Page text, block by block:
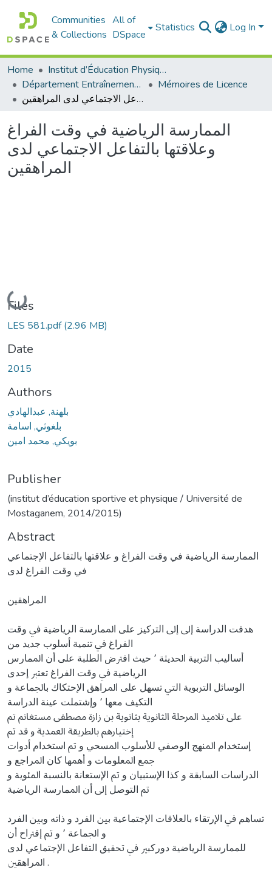
Communities
& Collections
All of
DSpace
Statistics Log In
Home
Institut d’Éducation Physique et Sportive
Département Entraînement Sportif (ES)
Mémoires de Licence
الممارسة الرياضية في وقت الفراغ وعلاقتها بالتفاعل الاجتماعي لدى المراهقين
الممارسة الرياضية في وقت الفراغ
وعلاقتها بالتفاعل الاجتماعي لدى
المراهقين
Loading...
Files
LES 581.pdf(2.96 MB)
Date
2015
Authors
بلهنة, عبدالهادي
بلغوثي, اسامة
بويكي, محمد امين
Publisher
(institut d’éducation sportive et physique / Université de
Mostaganem, 2014/2015)
Abstract
اﻟﻤﻤﺎرﺳﺔ اﻟﺮﻳﺎﺿﻴﺔ ﻓﻲ وﻗﺖ اﻟﻔﺮاغ و ﻋﻼﻗﺘﻬﺎ ﺑﺎﻟﺘﻔﺎﻋﻞ اﻹﺟﺘﻤﺎﻋﻲ
ﻓﻲ وﻗﺖ اﻟﻔﺮاغ ﻟﺪى
اﻟﻤﺮاﻫﻘﻴﻦ
ﻫﺪﻓﺖ اﻟﺪراﺳﺔ إﱃ إﱃ اﻟﱰﻛﻴﺰ ﻋﻠﻰ اﳌﻤﺎرﺳﺔ اﻟﺮﻳﺎﺿﻴﺔ ﰲ وﻗﺖ
اﻟﻔﺮاغ ﰲ ﺗﻨﻤﻴﺔ أﺳﻠﻮب ﺟﺪﻳﺪ ﻣﻦ
أﺳﺎﻟﻴﺐ اﻟﱰﺑﻴﺔ اﳊﺪﻳﺜﺔ ٬ ﺣﻴﺚ اﻓﱰض اﻟﻄﻠﺒﺔ ﻋﻠﻰ أن اﳌﻤﺎرس
اﻟﺮﻳﺎﺿﻴﺔ ﰲ وﻗﺖ اﻟﻔﺮاغ ﺗﻌﺘﱪ إﺣﺪى
اﻟﻮﺳﺎﺋﻞ اﻟﱰﺑﻮﻳﺔ اﻟﱵ ﺗﺴﻬﻞ ﻋﻠﻰ اﳌﺮاﻫﻖ اﻹﺣﺘﻜﺎك ﺑﺎﳉﻤﺎﻋﺔ و
اﻟﺘﻜﻴﻒ ﻣﻌﻬﺎ ٬ وإﺷﺘﻤﻠﺖ ﻋﻴﻨﺔ اﻟﺪراﺳﺔ
ﻋﻠﻰ ﺗﻼﻣﻴﺬ اﳌﺮﺣﻠﺔ اﻟﺜﺎﻧﻮﻳﺔ ﺑﺜﺎﻧﻮﻳﺔ ﺑﻦ زازة ﻣﺼﻄﻔﻰ ﻣﺴﺘﻐﺎﱎ ﰎ
إﺧﺘﻴﺎرﻫﻢ ﺑﺎﻟﻄﺮﻳﻘﺔ اﻟﻌﻤﺪﻳﺔ و ﻗﺪ ﰎ
إﺳﺘﺨﺪام اﳌﻨﻬﺞ اﻟﻮﺻﻔﻲ ﻟﻸﺳﻠﻮب اﳌﺴﺤﻲ و ﰎ اﺳﺘﺨﺪام أدوات
ﲨﻊ اﳌﻌﻠﻮﻣﺎت و أﳘﻬﺎ ﻛﺎن اﳌﺮاﺟﻊ و
اﻟﺪراﺳﺎت اﻟﺴﺎﺑﻘﺔ و ﻛﺬا اﻹﺳﺘﺒﻴﺎن و ﰎ اﻹﺳﺘﻌﺎﻧﺔ ﺑﺎﻟﻨﺴﺒﺔ اﳌﺌﻮﻳﺔ و
ﰎ اﻟﺘﻮﺻﻞ إﱃ أن اﳌﻤﺎرﺳﺔ اﻟﺮﻳﺎﺿﻴﺔ
ﺗﺴﺎﻫﻢ ﰲ اﻹرﺗﻘﺎء ﺑﺎﻟﻌﻼﻗﺎت اﻹﺟﺘﻤﺎﻋﻴﺔ ﺑﲔ اﻟﻔﺮد و ذاﺗﻪ وﺑﲔ اﻟﻔﺮد
و اﳉﻤﺎﻋﺔ ٬ و ﰎ إﻗﱰاح أن
ﻟﻠﻤﻤﺎرﺳﺔ اﻟﺮﻳﺎﺿﻴﺔ دورﻛﺒﲑ ﰲ ﲢﻘﻴﻖ اﻟﺘﻔﺎﻋﻞ اﻹﺟﺘﻤﺎﻋﻲ ﻟﺪى
اﳌﺮاﻫﻘﲔ .